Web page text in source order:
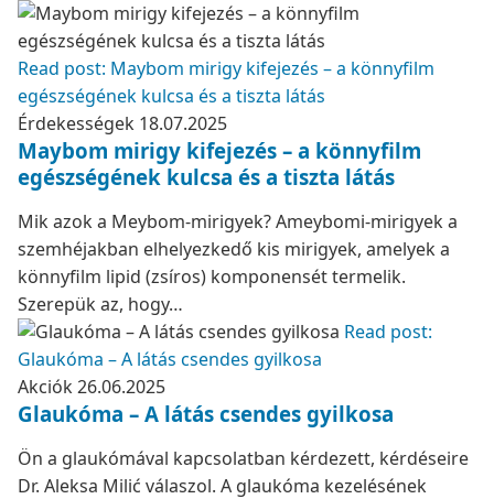
Read post: Maybom mirigy kifejezés – a könnyfilm
egészségének kulcsa és a tiszta látás
Érdekességek 18.07.2025
Maybom mirigy kifejezés – a könnyfilm
egészségének kulcsa és a tiszta látás
Mik azok a Meybom-mirigyek? Ameybomi-mirigyek a
szemhéjakban elhelyezkedő kis mirigyek, amelyek a
könnyfilm lipid (zsíros) komponensét termelik.
Szerepük az, hogy…
Read post:
Glaukóma – A látás csendes gyilkosa
Akciók26.06.2025
Glaukóma – A látás csendes gyilkosa
Ön a glaukómával kapcsolatban kérdezett, kérdéseire
Dr. Aleksa Milić válaszol. A glaukóma kezelésének